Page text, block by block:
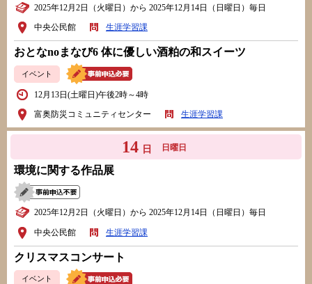
2025年12月2日（火曜日）から 2025年12月14日（日曜日）毎日
中央公民館 生涯学習課
おとなnoまなび6 体に優しい酒粕の和スイーツ
イベント
12月13日(土曜日)午後2時～4時
富奥防災コミュニティセンター 生涯学習課
14 日 日曜日
環境に関する作品展
2025年12月2日（火曜日）から 2025年12月14日（日曜日）毎日
中央公民館 生涯学習課
クリスマスコンサート
イベント